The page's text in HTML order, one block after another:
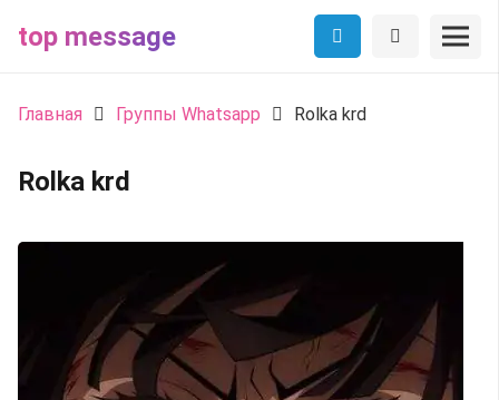
top message
Главная Группы Whatsapp Rolka krd
Rolka krd